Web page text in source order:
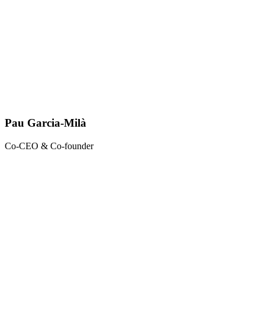
Pau Garcia-Milà
Co-CEO & Co-founder